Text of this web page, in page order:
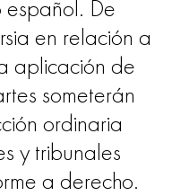
español. De
en relación a
aplicación de
someterán
ordinaria
y tribunales
a derecho.